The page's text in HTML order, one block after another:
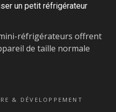
un petit réfrigérateur
réfrigérateurs offrent
de taille normale
& DÉVELOPPEMENT